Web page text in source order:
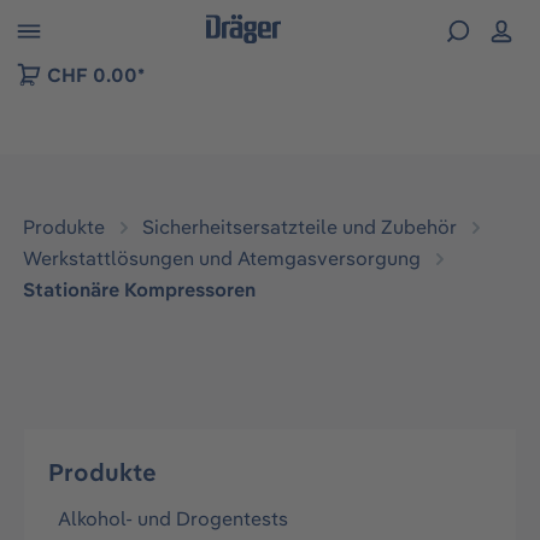
der B2B-Plattform springen
CHF 0.00*
Produkte
Sicherheitsersatzteile und Zubehör
Werkstattlösungen und Atemgasversorgung
Stationäre Kompressoren
Produkte
Alkohol- und Drogentests